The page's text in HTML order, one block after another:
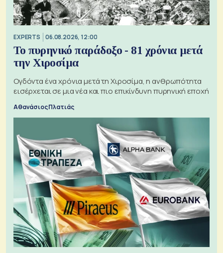
EXPERTS 06.08.2026, 12:00
Το πυρηνικό παράδοξο - 81 χρόνια μετά
την Χιροσίμα
Ογδόντα ένα χρόνια μετά τη Χιροσίμα, η ανθρωπότητα
εισέρχεται σε μια νέα και πιο επικίνδυνη πυρηνική εποχή
Αθανάσιος Πλατιάς